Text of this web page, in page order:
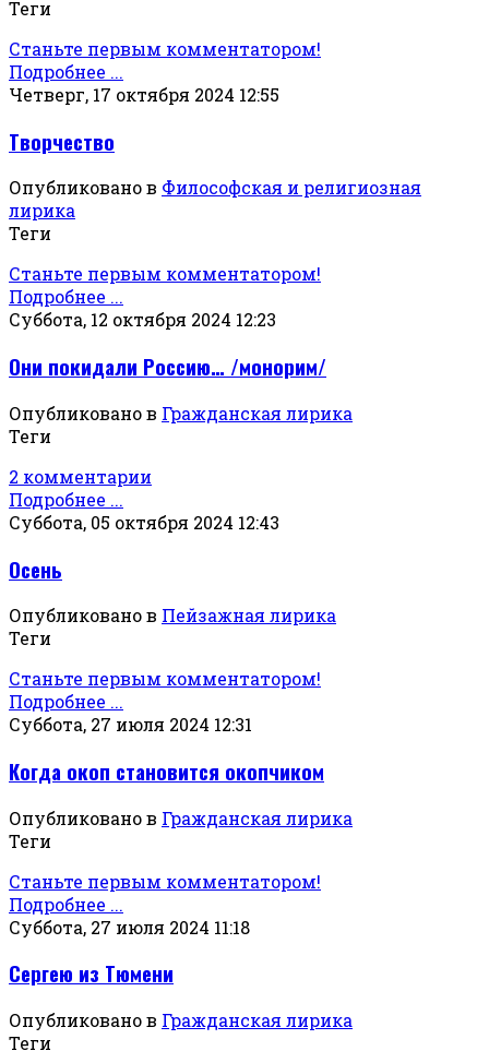
Теги
Станьте первым комментатором!
Подробнее ...
Четверг, 17 октября 2024 12:55
Творчество
Опубликовано в Философская и религиозная
лирика
Теги
Станьте первым комментатором!
Подробнее ...
Суббота, 12 октября 2024 12:23
Они покидали Россию… /монорим/
Опубликовано в Гражданская лирика
Теги
2 комментарии
Подробнее ...
Суббота, 05 октября 2024 12:43
Осень
Опубликовано в Пейзажная лирика
Теги
Станьте первым комментатором!
Подробнее ...
Суббота, 27 июля 2024 12:31
Когда окоп становится окопчиком
Опубликовано в Гражданская лирика
Теги
Станьте первым комментатором!
Подробнее ...
Суббота, 27 июля 2024 11:18
Сергею из Тюмени
Опубликовано в Гражданская лирика
Теги